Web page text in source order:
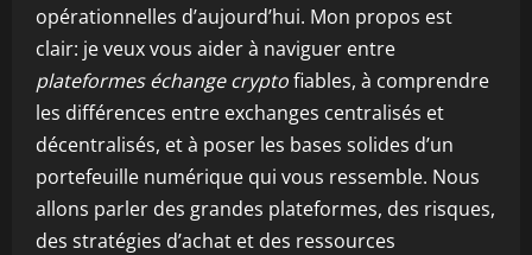
opérationnelles d’aujourd’hui. Mon propos est
clair: je veux vous aider à naviguer entre
plateformes échange cryptofiables, à comprendre
les différences entre exchanges centralisés et
décentralisés, et à poser les bases solides d’un
portefeuille numérique qui vous ressemble. Nous
allons parler des grandes plateformes, des risques,
des stratégies d’achat et des ressources